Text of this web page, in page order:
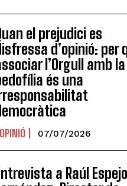
el prejudici es
d’opinió: per
l’Orgull amb la
és una
OPINIÓ 07/07/2026
a Raúl Espejo